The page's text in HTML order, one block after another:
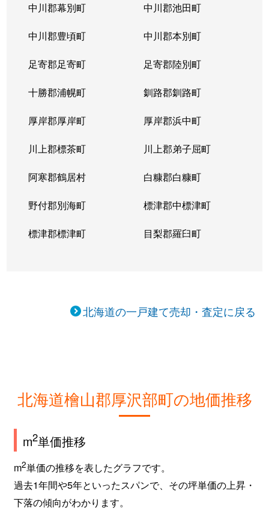
中川郡幕別町 中川郡池田町
中川郡豊頃町 中川郡本別町
足寄郡足寄町 足寄郡陸別町
十勝郡浦幌町 釧路郡釧路町
厚岸郡厚岸町 厚岸郡浜中町
川上郡標茶町 川上郡弟子屈町
阿寒郡鶴居村 白糠郡白糠町
野付郡別海町 標津郡中標津町
標津郡標津町 目梨郡羅臼町
北海道の一戸建て売却・査定に戻る
北海道檜山郡厚沢部町の地価推移
m2単価推移
m2単価の推移を表したグラフです。
過去1年間や5年といったスパンで、その坪単価の上昇・
下落の傾向がわかります。